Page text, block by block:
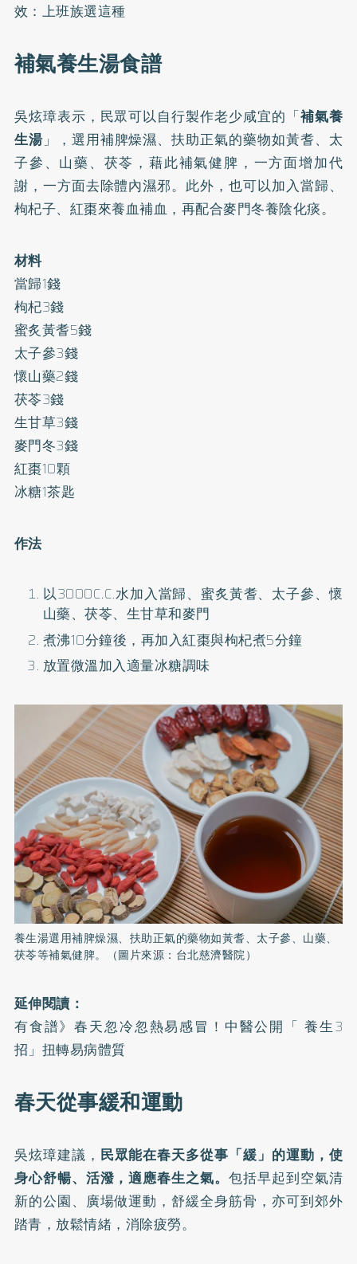
效：上班族選這種
補氣養生湯食譜
吳炫璋表示，民眾可以自行製作老少咸宜的「補氣養
生湯」，選用補脾燥濕、扶助正氣的藥物如黃耆、太
子參、山藥、茯苓，藉此補氣健脾，一方面增加代
謝，一方面去除體內濕邪。此外，也可以加入當歸、
枸杞子、紅棗來養血補血，再配合麥門冬養陰化痰。
材料
當歸1錢
枸杞3錢
蜜炙黃耆5錢
太子參3錢
懷山藥2錢
茯苓3錢
生甘草3錢
麥門冬3錢
紅棗10顆
冰糖1茶匙
作法
以3000C.C.水加入當歸、蜜炙黃耆、太子參、懷
山藥、茯苓、生甘草和麥門
煮沸10分鐘後，再加入紅棗與枸杞煮5分鐘
放置微溫加入適量冰糖調味
養生湯選用補脾燥濕、扶助正氣的藥物如黃耆、太子參、山藥、
茯苓等補氣健脾。（圖片來源：台北慈濟醫院）
延伸閱讀：
有食譜》春天忽冷忽熱易感冒！中醫公開「 養生3
招」扭轉易病體質
春天從事緩和運動
吳炫璋建議， 民眾能在春天多從事「緩」的運動，使
身心舒暢、活潑，適應春生之氣。包括早起到空氣清
新的公園、廣場做運動，舒緩全身筋骨，亦可到郊外
踏青，放鬆情緒，消除疲勞。